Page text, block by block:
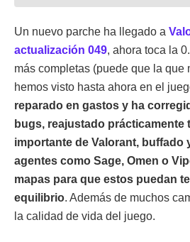
Un nuevo parche ha llegado a
actualización 049, ahora toca la
más completas (puede que la que
hemos visto hasta ahora en el
reparado en gastos y ha
bugs, reajustado prácticamente
importante de Valorant, buffado
agentes como Sage, Omen o
mapas para que estos puedan
equilibrio. Además de muchos
la calidad de vida del juego.